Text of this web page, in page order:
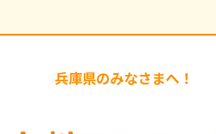
兵庫県のみなさまへ！